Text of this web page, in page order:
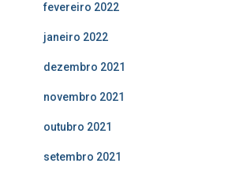
fevereiro 2022
janeiro 2022
dezembro 2021
novembro 2021
outubro 2021
setembro 2021